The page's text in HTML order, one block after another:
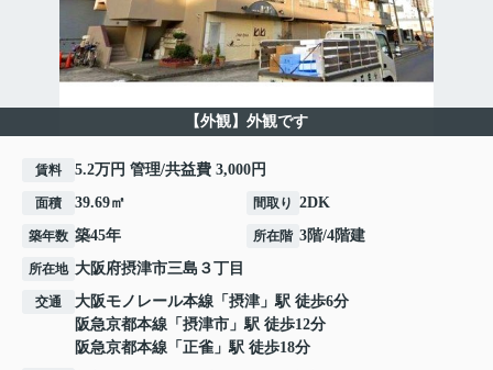
【外観】外観です
賃料 5.2万円 管理/共益費 3,000円
面積 39.69㎡ 間取り 2DK
築年数 築45年 所在階 3階/4階建
所在地 大阪府摂津市三島 ３丁目
交通 大阪モノレール本線 「 摂津 」駅 徒歩6分
阪急京都本線 「 摂津市 」駅 徒歩12分
阪急京都本線 「 正雀 」駅 徒歩18分